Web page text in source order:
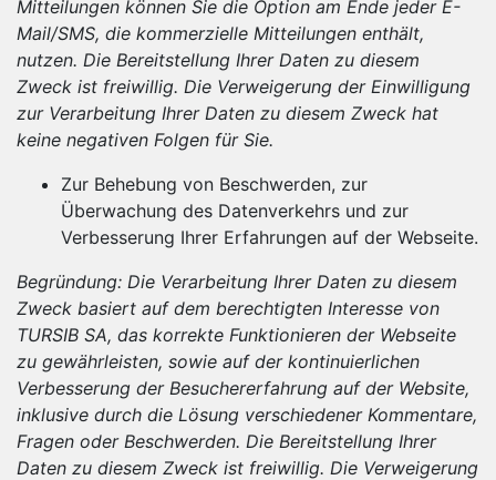
Mitteilungen können Sie die Option am Ende jeder E-
Mail/SMS, die kommerzielle Mitteilungen enthält,
nutzen. Die Bereitstellung Ihrer Daten zu diesem
Zweck ist freiwillig. Die Verweigerung der Einwilligung
zur Verarbeitung Ihrer Daten zu diesem Zweck hat
keine negativen Folgen für Sie.
Zur Behebung von Beschwerden, zur
Überwachung des Datenverkehrs und zur
Verbesserung Ihrer Erfahrungen auf der Webseite.
Begründung: Die Verarbeitung Ihrer Daten zu diesem
Zweck basiert auf dem berechtigten Interesse von
TURSIB SA, das korrekte Funktionieren der Webseite
zu gewährleisten, sowie auf der kontinuierlichen
Verbesserung der Besuchererfahrung auf der Website,
inklusive durch die Lösung verschiedener Kommentare,
Fragen oder Beschwerden. Die Bereitstellung Ihrer
Daten zu diesem Zweck ist freiwillig. Die Verweigerung